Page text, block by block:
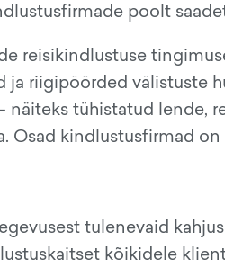
poolt
reisikindlustuse
ja riigipöörded välistuste
tühistatud lende,
Osad kindlustusfirmad
tulenevaid
kõikidele